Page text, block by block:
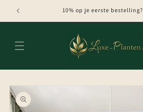
naar de
content
10% op je eerste bestelling?
direct naar